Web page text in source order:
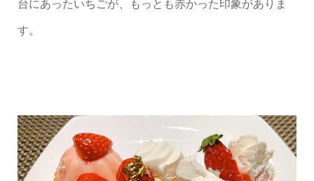
台にあったいちごが、もっとも赤かった印象がありま
す。